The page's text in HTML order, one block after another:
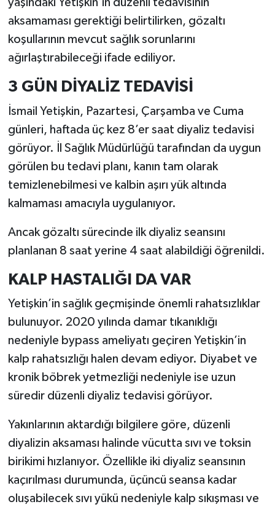
yaşındaki Yetişkin’in düzenli tedavisinin
aksamaması gerektiği belirtilirken, gözaltı
koşullarının mevcut sağlık sorunlarını
ağırlaştırabileceği ifade ediliyor.
3 GÜN DİYALİZ TEDAVİSİ
İsmail Yetişkin, Pazartesi, Çarşamba ve Cuma
günleri, haftada üç kez 8’er saat diyaliz tedavisi
görüyor. İl Sağlık Müdürlüğü tarafından da uygun
görülen bu tedavi planı, kanın tam olarak
temizlenebilmesi ve kalbin aşırı yük altında
kalmaması amacıyla uygulanıyor.
Ancak gözaltı sürecinde ilk diyaliz seansını
planlanan 8 saat yerine 4 saat alabildiği öğrenildi.
KALP HASTALIĞI DA VAR
Yetişkin’in sağlık geçmişinde önemli rahatsızlıklar
bulunuyor. 2020 yılında damar tıkanıklığı
nedeniyle bypass ameliyatı geçiren Yetişkin’in
kalp rahatsızlığı halen devam ediyor. Diyabet ve
kronik böbrek yetmezliği nedeniyle ise uzun
süredir düzenli diyaliz tedavisi görüyor.
Yakınlarının aktardığı bilgilere göre, düzenli
diyalizin aksaması halinde vücutta sıvı ve toksin
birikimi hızlanıyor. Özellikle iki diyaliz seansının
kaçırılması durumunda, üçüncü seansa kadar
oluşabilecek sıvı yükü nedeniyle kalp sıkışması ve